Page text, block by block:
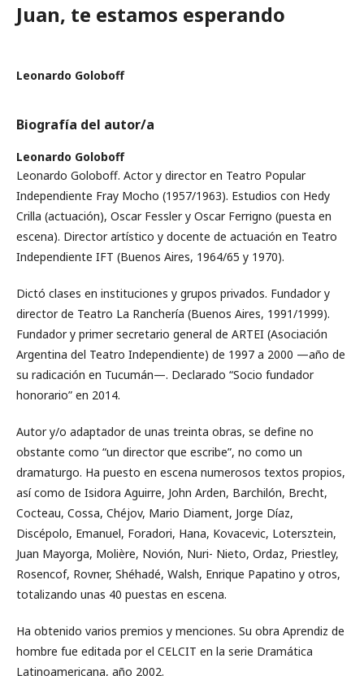
Juan, te estamos esperando
Leonardo Goloboff
Biografía del autor/a
Leonardo Goloboff
Leonardo Goloboff. Actor y director en Teatro Popular
Independiente Fray Mocho (1957/1963). Estudios con Hedy
Crilla (actuación), Oscar Fessler y Oscar Ferrigno (puesta en
escena). Director artístico y docente de actuación en Teatro
Independiente IFT (Buenos Aires, 1964/65 y 1970).
Dictó clases en instituciones y grupos privados. Fundador y
director de Teatro La Ranchería (Buenos Aires, 1991/1999).
Fundador y primer secretario general de ARTEI (Asociación
Argentina del Teatro Independiente) de 1997 a 2000 —año de
su radicación en Tucumán—. Declarado “Socio fundador
honorario” en 2014.
Autor y/o adaptador de unas treinta obras, se define no
obstante como “un director que escribe”, no como un
dramaturgo. Ha puesto en escena numerosos textos propios,
así como de Isidora Aguirre, John Arden, Barchilón, Brecht,
Cocteau, Cossa, Chéjov, Mario Diament, Jorge Díaz,
Discépolo, Emanuel, Foradori, Hana, Kovacevic, Lotersztein,
Juan Mayorga, Molière, Novión, Nuri- Nieto, Ordaz, Priestley,
Rosencof, Rovner, Shéhadé, Walsh, Enrique Papatino y otros,
totalizando unas 40 puestas en escena.
Ha obtenido varios premios y menciones. Su obra Aprendiz de
hombre fue editada por el CELCIT en la serie Dramática
Latinoamericana, año 2002.